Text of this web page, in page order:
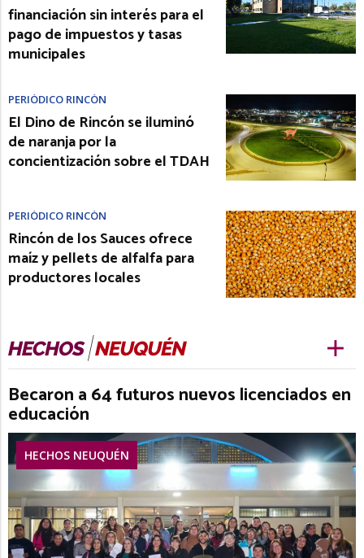
financiación sin interés para el
pago de impuestos y tasas
municipales
PERIÓDICO RINCÓN
El Dino de Rincón se iluminó
de naranja por la
concientización sobre el TDAH
PERIÓDICO RINCÓN
Rincón de los Sauces ofrece
maíz y pellets de alfalfa para
productores locales
Becaron a 64 futuros nuevos licenciados en
educación
HECHOS NEUQUÉN